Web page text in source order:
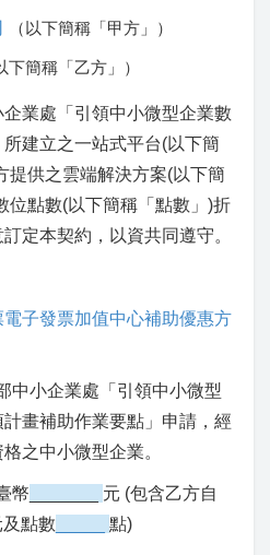
（以下簡稱「甲方」）
簡稱「乙方」）
業處「引領中小微型企業數
建立之一站式平台(以下簡
提供之雲端解決方案(以下簡
位點數(以下簡稱「點數」)折
定本契約，以資共同遵守。
電子發票加值中心補助優惠方
中小企業處「引領中小微型
畫補助作業要點」申請，經
之中小微型企業。
幣
元 (包含乙方自
及點數 點)